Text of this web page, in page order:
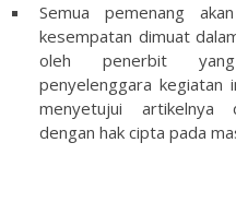
Semua pemenang
kesempatan dimuat
oleh penerbit
penyelenggara kegiatan
menyetujui artikelnya
dengan hak cipta pada